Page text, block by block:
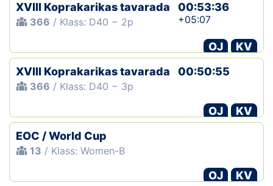
XVIII Koprakarikas tavarada
366 / Klass: D40 − 2p
00:53:36
+05:07
OJ
KV
XVIII Koprakarikas tavarada
366 / Klass: D40 − 3p
00:50:55
OJ
KV
EOC / World Cup
13 / Klass: Women-B
OJ
KV